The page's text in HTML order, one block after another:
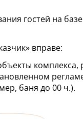
гостей на
вправе:
баня до 00 ч.).